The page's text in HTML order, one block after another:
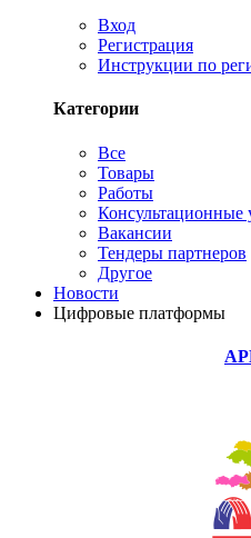
Вход
Регистрация
Инструкции по
Категории
Все
Товары
Работы
Консультационные
Вакансии
Тендеры партнеров
Другое
Новости
Цифровые платформы